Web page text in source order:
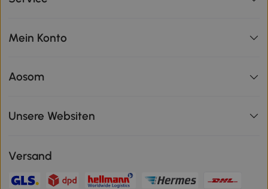
Mein Konto
Aosom
Unsere Websiten
Versand